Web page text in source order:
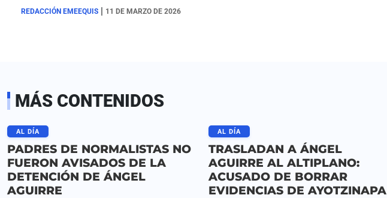
REDACCIÓN EMEEQUIS | 11 DE MARZO DE 2026
MÁS CONTENIDOS
AL DÍA
PADRES DE NORMALISTAS NO
FUERON AVISADOS DE LA
DETENCIÓN DE ÁNGEL
AGUIRRE
AL DÍA
TRASLADAN A ÁNGEL
AGUIRRE AL ALTIPLANO:
ACUSADO DE BORRAR
EVIDENCIAS DE AYOTZINAPA